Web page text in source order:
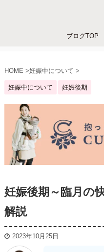
ブログTOP
HOME >妊娠中について >
妊娠中について 妊娠後期
妊娠後期～臨月の
解説
2023年10月25日